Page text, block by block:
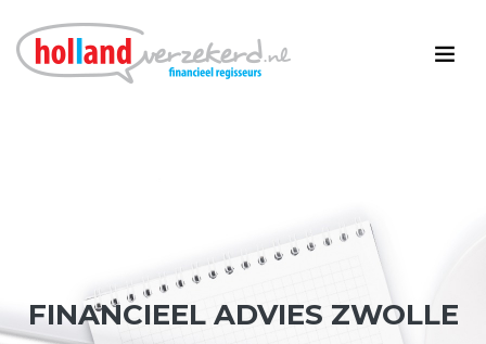
FINANCIEEL ADVIES ZWOLLE